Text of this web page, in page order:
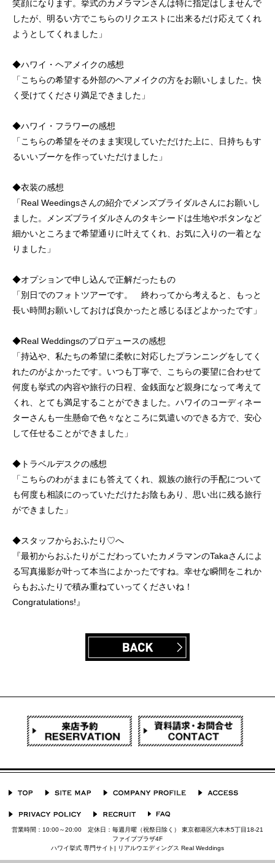
笑顔になります。挙式のカメラマンさんは特に指定はしませんで
したが、明るい方でこちらのリクエストに出来るだけ応えてくれ
ようとしてくれました」
◆ハワイ・ヘアメイクの感想
「こちらの希望する外部のヘアメイクの方をお願いしました。快
く受けてくださり満足できました」
◆ハワイ・フラワーの感想
「こちらの希望をそのまま実現していただけた上に、日持ちもす
るいいブーケを作っていただけました」
◆衣装の感想
「Real Weedingsさんの紹介でメンズブライダルさんにお願いし
ました。メンズブライダルさんのタキシードは生地やボタンなど
細かいところまで希望通りに叶えてくれ、お気に入りの一着とな
りました」
◆オプションで申し込んで正解だったもの
「別日でのフォトツアーです。 終わってから考えると、もっと
長い時間お願いしておけば良かったと感じるほどよかったです」
◆Real Weddingsのプロデュースの感想
「持込や、私たちの希望に柔軟に対応したプランニングをしてく
れたのがよかったです。いつも丁寧で、こちらの要望に合わせて
何度も挙式の内容や旅行の日程、金銭面など親身になって考えて
くれ、とても満足することができました。ハワイのコーディネー
ターさんも一生懸命で色々なところに気遣いのできる方で、安心
して任せることができました」
◆トラベルデスクの感想
「こちらのわがままにも答えてくれ、親族の旅行の手配について
も何度も相談にのっていただけたお陰もあり、思い出に残る旅行
ができました」
◆スタッフからおふたり♡へ
『最初からおふたりがこだわっていたカメラマンのTakaさんによ
る写真撮影が叶って本当によかったですね。幸せな瞬間をこれか
らもおふたりで積み重ねていってくださいね！
Congratulations!』
営業時間：10:00～20:00 定休日：毎週月曜（祝祭日除く） 東京都港区六本木5丁目18-21
ファイブプラザ4F
ハワイ挙式 専門サイト| リアルウエディングス Real Weddings